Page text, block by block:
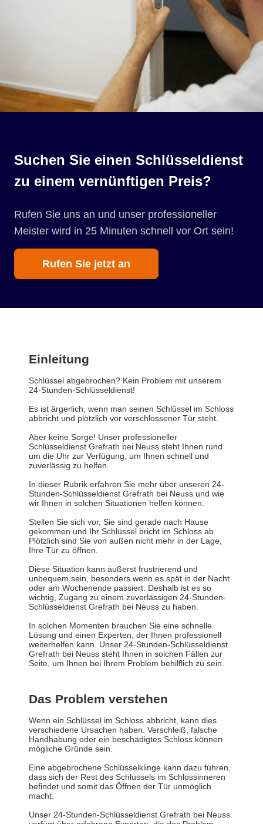
Suchen Sie einen Schlüsseldienst
zu einem vernünftigen Preis?
Rufen Sie uns an und unser professioneller
Meister wird in 25 Minuten schnell vor Ort sein!
Rufen Sie jetzt an
Einleitung
Schlüssel abgebrochen? Kein Problem mit unserem
24-Stunden-Schlüsseldienst!
Es ist ärgerlich, wenn man seinen Schlüssel im Schloss
abbricht und plötzlich vor verschlossener Tür steht.
Aber keine Sorge! Unser professioneller
Schlüsseldienst Grefrath bei Neuss steht Ihnen rund
um die Uhr zur Verfügung, um Ihnen schnell und
zuverlässig zu helfen.
In dieser Rubrik erfahren Sie mehr über unseren 24-
Stunden-Schlüsseldienst Grefrath bei Neuss und wie
wir Ihnen in solchen Situationen helfen können.
Stellen Sie sich vor, Sie sind gerade nach Hause
gekommen und Ihr Schlüssel bricht im Schloss ab.
Plötzlich sind Sie von außen nicht mehr in der Lage,
Ihre Tür zu öffnen.
Diese Situation kann äußerst frustrierend und
unbequem sein, besonders wenn es spät in der Nacht
oder am Wochenende passiert. Deshalb ist es so
wichtig, Zugang zu einem zuverlässigen 24-Stunden-
Schlüsseldienst Grefrath bei Neuss zu haben.
In solchen Momenten brauchen Sie eine schnelle
Lösung und einen Experten, der Ihnen professionell
weiterhelfen kann. Unser 24-Stunden-Schlüsseldienst
Grefrath bei Neuss steht Ihnen in solchen Fällen zur
Seite, um Ihnen bei Ihrem Problem behilflich zu sein.
Das Problem verstehen
Wenn ein Schlüssel im Schloss abbricht, kann dies
verschiedene Ursachen haben. Verschleiß, falsche
Handhabung oder ein beschädigtes Schloss können
mögliche Gründe sein.
Eine abgebrochene Schlüsselklinge kann dazu führen,
dass sich der Rest des Schlüssels im Schlossinneren
befindet und somit das Öffnen der Tür unmöglich
macht.
Unser 24-Stunden-Schlüsseldienst Grefrath bei Neuss